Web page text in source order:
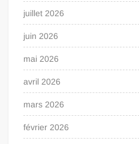
juillet 2026
juin 2026
mai 2026
avril 2026
mars 2026
février 2026